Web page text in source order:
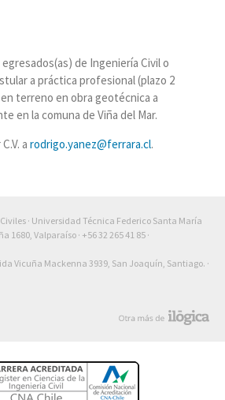
de Ingeniería Civil o
a práctica profesional (plazo 2
terreno en obra geotécnica a
en la comuna de Viña del Mar.
a rodrigo.yanez@ferrara.cl.
· Universidad Técnica Federico Santa María
1680, Valparaíso · +56 32 265 41 85 ·
Vicuña Mackenna 3939, San Joaquín, Santiago. ·